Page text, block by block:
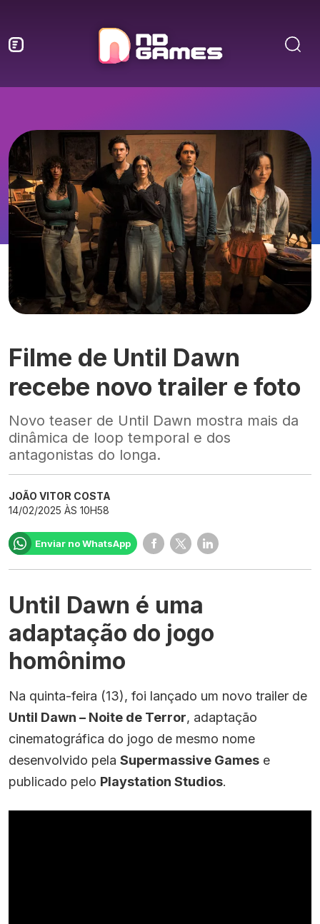
Filme de Until Dawn
recebe novo trailer e foto
Novo teaser de Until Dawn mostra mais da
dinâmica de loop temporal e dos
antagonistas do longa.
JOÃO VITOR COSTA
14/02/2025 ÀS 10H58
Enviar no WhatsApp
Until Dawn é uma
adaptação do jogo
homônimo
Na quinta-feira (13), foi lançado um novo trailer de
Until Dawn – Noite de Terror, adaptação
cinematográfica do jogo de mesmo nome
desenvolvido pela Supermassive Games e
publicado pelo Playstation Studios.